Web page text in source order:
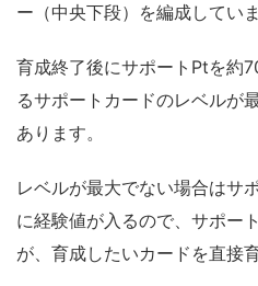
ー（中央下段）を編成していま
育成終了後にサポートPtを約
るサポートカードのレベルが
あります。
レベルが最大でない場合はサ
に経験値が入るので、サポー
が、育成したいカードを直接